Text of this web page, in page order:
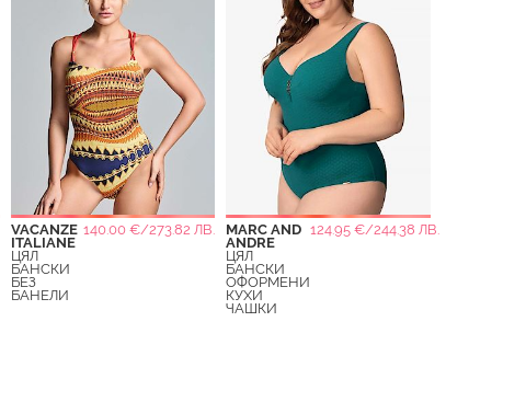
VACANZE
ITALIANE
140.00 €/273.82 ЛВ.
ЦЯЛ
БАНСКИ
БЕЗ
БАНЕЛИ
MARC AND
ANDRE
124.95 €/244.38 ЛВ.
ЦЯЛ
БАНСКИ
ОФОРМЕНИ
КУХИ
ЧАШКИ